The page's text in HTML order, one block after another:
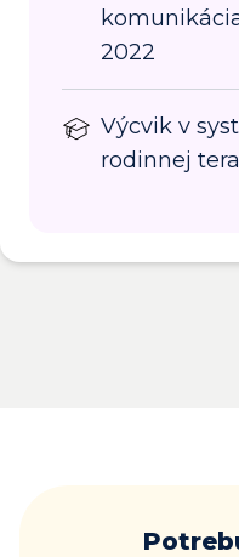
2022
Výcvik v
rodinnej